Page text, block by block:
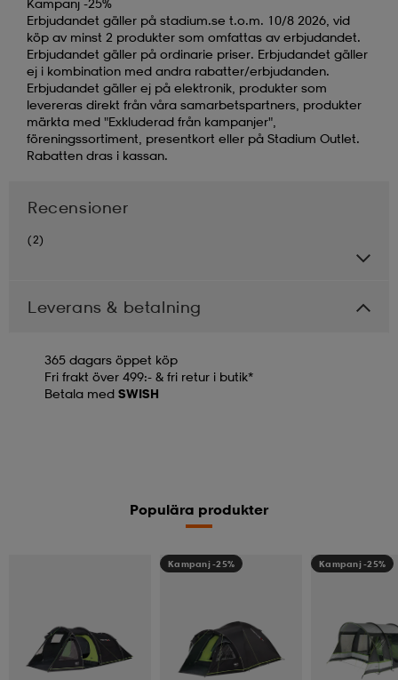
Erbjudandet gäller på stadium.se t.o.m. 10/8 2026, vid
köp av minst 2 produkter som omfattas av erbjudandet.
Erbjudandet gäller på ordinarie priser. Erbjudandet gäller
ej i kombination med andra rabatter/erbjudanden.
Erbjudandet gäller ej på elektronik, produkter som
levereras direkt från våra samarbetspartners, produkter
märkta med "Exkluderad från kampanjer",
föreningssortiment, presentkort eller på Stadium Outlet.
Rabatten dras i kassan.
Recensioner
(2)
Leverans & betalning
365 dagars öppet köp
Fri frakt över 499:- & fri retur i butik*
Betala med SWISH
Populära produkter
Kampanj -25% Kampanj -25%